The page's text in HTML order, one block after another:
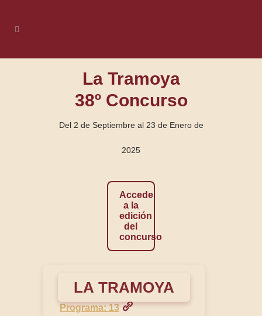
La Tramoya
38º Concurso
Del 2 de Septiembre al 23 de Enero de
2025
Accede
a la
edición
del
concurso
LA TRAMOYA
Programa: 13